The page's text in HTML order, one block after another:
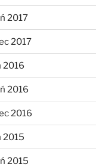
2017
2017
2016
2016
2016
2015
2015